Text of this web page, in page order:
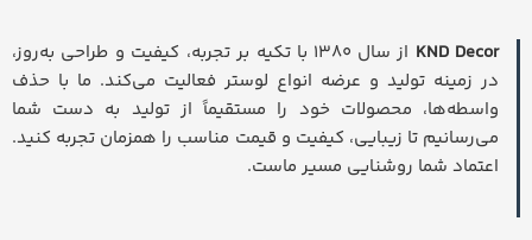
KND Decor
از سال ۱۳۸۰ با تکیه بر تجربه، کیفیت و طراحی به‌روز،
در زمینه تولید و عرضه انواع لوستر فعالیت می‌کند. ما با حذف
واسطه‌ها، محصولات خود را مستقیماً از تولید به دست شما
می‌رسانیم تا زیبایی، کیفیت و قیمت مناسب را همزمان تجربه کنید.
اعتماد شما روشنایی مسیر ماست.